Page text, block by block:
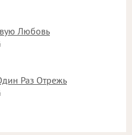
Любовь
Раз Отрежь